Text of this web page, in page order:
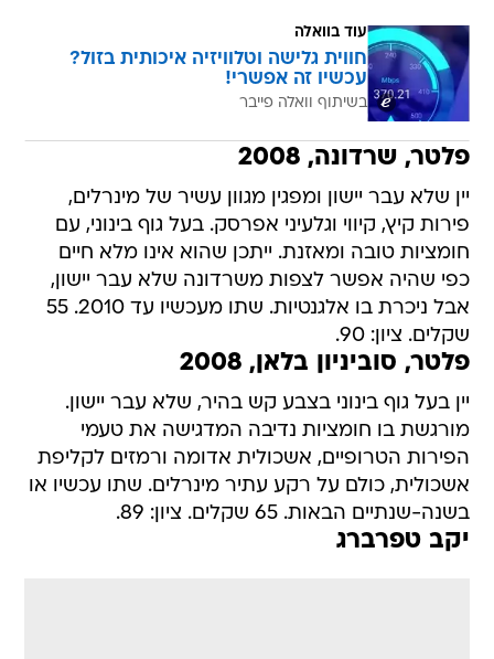
עוד בוואלה
חווית גלישה וטלוויזיה איכותית בזול?
עכשיו זה אפשרי!
בשיתוף וואלה פייבר
פלטר, שרדונה, 2008
יין שלא עבר יישון ומפגין מגוון עשיר של מינרלים,
פירות קיץ, קיווי וגלעיני אפרסק. בעל גוף בינוני, עם
חומציות טובה ומאזנת. ייתכן שהוא אינו מלא חיים
כפי שהיה אפשר לצפות משרדונה שלא עבר יישון,
אבל ניכרת בו אלגנטיות. שתו מעכשיו עד 2010. 55
שקלים. ציון: 90.
פלטר, סוביניון בלאן, 2008
יין בעל גוף בינוני בצבע קש בהיר, שלא עבר יישון.
מורגשת בו חומציות נדיבה המדגישה את טעמי
הפירות הטרופיים, אשכולית אדומה ורמזים לקליפת
אשכולית, כולם על רקע עתיר מינרלים. שתו עכשיו או
בשנה-שנתיים הבאות. 65 שקלים. ציון: 89.
יקב טפרברג